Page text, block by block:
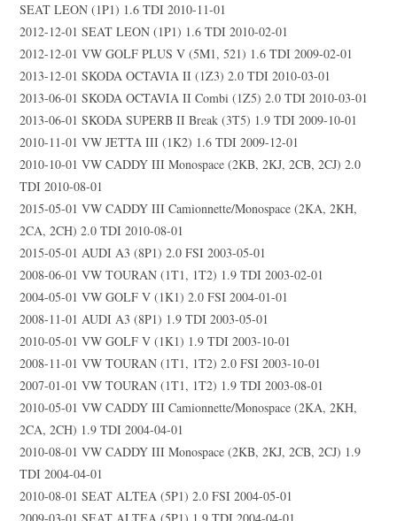
SEAT LEON (1P1) 1.6 TDI 2010-11-01
2012-12-01 SEAT LEON (1P1) 1.6 TDI 2010-02-01
2012-12-01 VW GOLF PLUS V (5M1, 521) 1.6 TDI 2009-02-01
2013-12-01 SKODA OCTAVIA II (1Z3) 2.0 TDI 2010-03-01
2013-06-01 SKODA OCTAVIA II Combi (1Z5) 2.0 TDI 2010-03-01
2013-06-01 SKODA SUPERB II Break (3T5) 1.9 TDI 2009-10-01
2010-11-01 VW JETTA III (1K2) 1.6 TDI 2009-12-01
2010-10-01 VW CADDY III Monospace (2KB, 2KJ, 2CB, 2CJ) 2.0
TDI 2010-08-01
2015-05-01 VW CADDY III Camionnette/Monospace (2KA, 2KH,
2CA, 2CH) 2.0 TDI 2010-08-01
2015-05-01 AUDI A3 (8P1) 2.0 FSI 2003-05-01
2008-06-01 VW TOURAN (1T1, 1T2) 1.9 TDI 2003-02-01
2004-05-01 VW GOLF V (1K1) 2.0 FSI 2004-01-01
2008-11-01 AUDI A3 (8P1) 1.9 TDI 2003-05-01
2010-05-01 VW GOLF V (1K1) 1.9 TDI 2003-10-01
2008-11-01 VW TOURAN (1T1, 1T2) 2.0 FSI 2003-10-01
2007-01-01 VW TOURAN (1T1, 1T2) 1.9 TDI 2003-08-01
2010-05-01 VW CADDY III Camionnette/Monospace (2KA, 2KH,
2CA, 2CH) 1.9 TDI 2004-04-01
2010-08-01 VW CADDY III Monospace (2KB, 2KJ, 2CB, 2CJ) 1.9
TDI 2004-04-01
2010-08-01 SEAT ALTEA (5P1) 2.0 FSI 2004-05-01